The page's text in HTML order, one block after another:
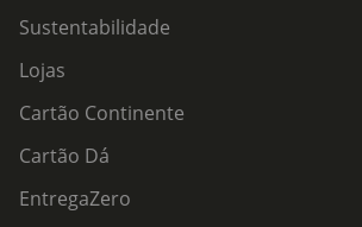
Sustentabilidade
Lojas
Cartão Continente
Cartão Dá
EntregaZero